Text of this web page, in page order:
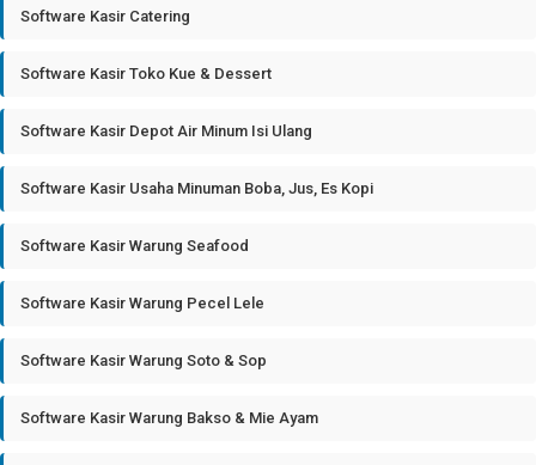
Software Kasir Catering
Software Kasir Toko Kue & Dessert
Software Kasir Depot Air Minum Isi Ulang
Software Kasir Usaha Minuman Boba, Jus, Es Kopi
Software Kasir Warung Seafood
Software Kasir Warung Pecel Lele
Software Kasir Warung Soto & Sop
Software Kasir Warung Bakso & Mie Ayam